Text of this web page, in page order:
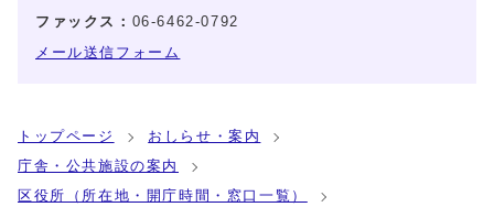
ファックス： 06-6462-0792
メール送信フォーム
トップページ
おしらせ・案内
庁舎・公共施設の案内
区役所（所在地・開庁時間・窓口一覧）